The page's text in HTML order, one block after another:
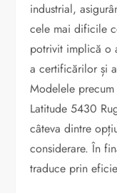
industrial,
cele mai dificile
potrivit implică o
a certificărilor și
Modelele
Latitude 5430
câteva dintre
considerare. În
traduce prin